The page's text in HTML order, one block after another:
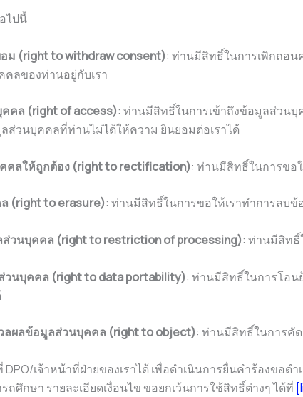
ไปนี้
ม (right to withdraw consent): ท่านมีสิทธิ์ในการเพิกถอ
คลของท่านอยู่กับเรา
คล (right of access): ท่านมีสิทธิ์ในการเข้าถึงข้อมูลส่วน
ลส่วนบุคคลที่ท่านไม่ได้ให้ความ ยินยอมต่อเราได้
คลให้ถูกต้อง (right to rectification): ท่านมีสิทธิ์ในการขอ
(right to erasure): ท่านมีสิทธิ์ในการขอให้เราทำการลบข้
วนบุคคล (right to restriction of processing): ท่านมีสิทธิ์
วนบุคคล (right to data portability): ท่านมีสิทธิ์ในการโอน
ลผลข้อมูลส่วนบุคคล (right to object): ท่านมีสิทธิ์ในการคั
เจ้าหน้าที่ฝ่ายของเราได้ เพื่อดำเนินการยื่นคำร้องขอ
ศึกษา รายละเอียดเงื่อนไข ขอยกเว้นการใช้สิทธิ์ต่างๆ ได้ที่